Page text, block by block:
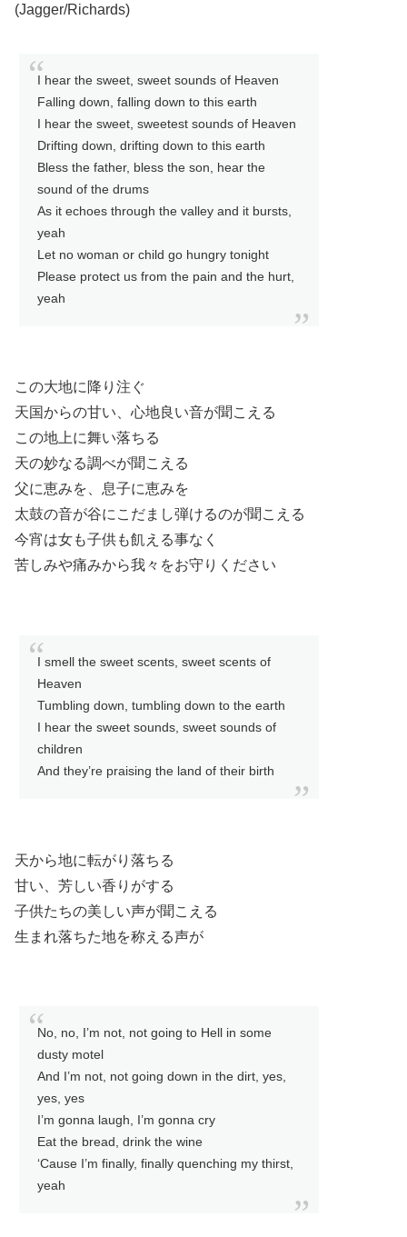
(Jagger/Richards)
I hear the sweet, sweet sounds of Heaven
Falling down, falling down to this earth
I hear the sweet, sweetest sounds of Heaven
Drifting down, drifting down to this earth
Bless the father, bless the son, hear the
sound of the drums
As it echoes through the valley and it bursts,
yeah
Let no woman or child go hungry tonight
Please protect us from the pain and the hurt,
yeah
この大地に降り注ぐ
天国からの甘い、心地良い音が聞こえる
この地上に舞い落ちる
天の妙なる調べが聞こえる
父に恵みを、息子に恵みを
太鼓の音が谷にこだまし弾けるのが聞こえる
今宵は女も子供も飢える事なく
苦しみや痛みから我々をお守りください
I smell the sweet scents, sweet scents of
Heaven
Tumbling down, tumbling down to the earth
I hear the sweet sounds, sweet sounds of
children
And they’re praising the land of their birth
天から地に転がり落ちる
甘い、芳しい香りがする
子供たちの美しい声が聞こえる
生まれ落ちた地を称える声が
No, no, I’m not, not going to Hell in some
dusty motel
And I’m not, not going down in the dirt, yes,
yes, yes
I’m gonna laugh, I’m gonna cry
Eat the bread, drink the wine
‘Cause I’m finally, finally quenching my thirst,
yeah